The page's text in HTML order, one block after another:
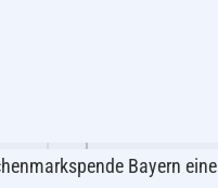
Bayern eine